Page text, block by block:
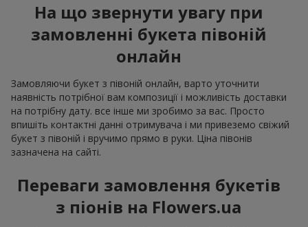
На що звернути увагу при
замовленні букета півоній
онлайн
Замовляючи букет з півоній онлайн, варто уточнити
наявність потрібної вам композиції і можливість доставки
на потрібну дату. все інше ми зробимо за вас. Просто
впишіть контактні данні отримувача і ми привеземо свіжий
букет з півоній і вручимо прямо в руки. Ціна півонів
зазначена на сайті.
Переваги замовлення букетів
з піонів на Flowers.ua